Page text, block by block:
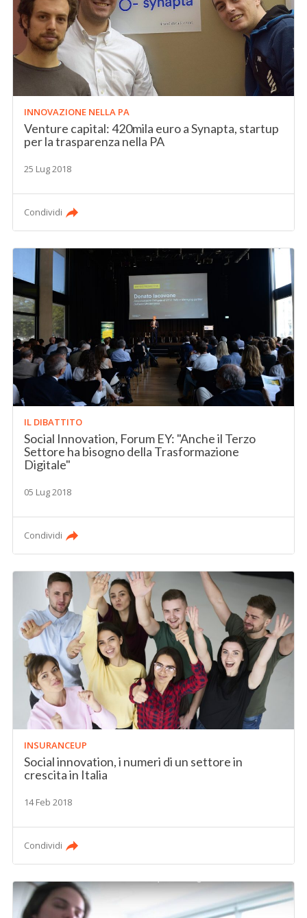
INNOVAZIONE NELLA PA
Venture capital: 420mila euro a Synapta, startup
per la trasparenza nella PA
25 Lug 2018
Condividi
IL DIBATTITO
Social Innovation, Forum EY: "Anche il Terzo
Settore ha bisogno della Trasformazione
Digitale"
05 Lug 2018
Condividi
INSURANCEUP
Social innovation, i numeri di un settore in
crescita in Italia
14 Feb 2018
Condividi